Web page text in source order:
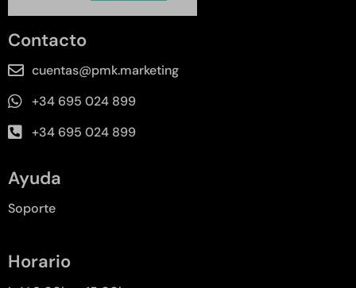
Contacto
cuentas@pmk.marketing
+34 695 024 899
+34 695 024 899
Ayuda
Soporte
Horario